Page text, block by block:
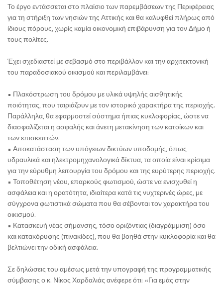
Το έργο εντάσσεται στο πλαίσιο των παρεμβάσεων της Περιφέρειας
για τη στήριξη των νησιών της Αττικής και θα καλυφθεί πλήρως από
ίδιους πόρους, χωρίς καμία οικονομική επιβάρυνση για τον Δήμο ή
τους πολίτες.
Έχει σχεδιαστεί με σεβασμό στο περιβάλλον και την αρχιτεκτονική
του παραδοσιακού οικισμού και περιλαμβάνει:
• Πλακόστρωση του δρόμου με υλικά υψηλής αισθητικής
ποιότητας, που ταιριάζουν με τον ιστορικό χαρακτήρα της περιοχής.
Παράλληλα, θα εφαρμοστεί σύστημα ήπιας κυκλοφορίας, ώστε να
διασφαλίζεται η ασφαλής και άνετη μετακίνηση των κατοίκων και
των επισκεπτών.
• Αποκατάσταση των υπόγειων δικτύων υποδομής, όπως
υδραυλικά και ηλεκτρομηχανολογικά δίκτυα, τα οποία είναι κρίσιμα
για την εύρυθμη λειτουργία του δρόμου και της ευρύτερης περιοχής.
• Τοποθέτηση νέου, επαρκούς φωτισμού, ώστε να ενισχυθεί η
ασφάλεια και η ορατότητα, ιδιαίτερα κατά τις νυχτερινές ώρες, με
σύγχρονα φωτιστικά σώματα που θα σέβονται τον χαρακτήρα του
οικισμού.
• Κατασκευή νέας σήμανσης, τόσο οριζόντιας (διαγράμμιση) όσο
και κατακόρυφης (πινακίδες), που θα βοηθά στην κυκλοφορία και θα
βελτιώνει την οδική ασφάλεια.
Σε δηλώσεις του αμέσως μετά την υπογραφή της προγραμματικής
σύμβασης ο κ. Νίκος Χαρδαλιάς ανέφερε ότι: «Για εμάς στην